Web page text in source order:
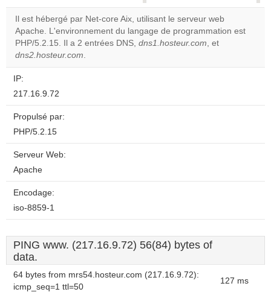
correctly.
Do you
own this
Il est hébergé par Net-core Aix, utilisant le serveur web
Apache. L'environnement du langage de programmation est
PHP/5.2.15. Il a 2 entrées DNS, dns1.hosteur.com, et
dns2.hosteur.com.
IP:
217.16.9.72
Propulsé par:
PHP/5.2.15
Serveur Web:
Apache
Encodage:
iso-8859-1
PING www. (217.16.9.72) 56(84) bytes of
data.
64 bytes from mrs54.hosteur.com (217.16.9.72):
icmp_seq=1 ttl=50
127 ms